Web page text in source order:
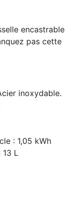
encastrable
pas cette
inoxydable.
: 1,05 kWh
13 L